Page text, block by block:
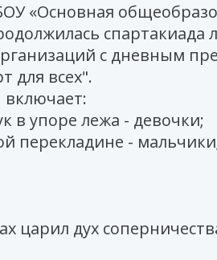
«Основная
спартакиада
с дневным
для всех".
в упоре лежа - девочки;
перекладине -
царил дух